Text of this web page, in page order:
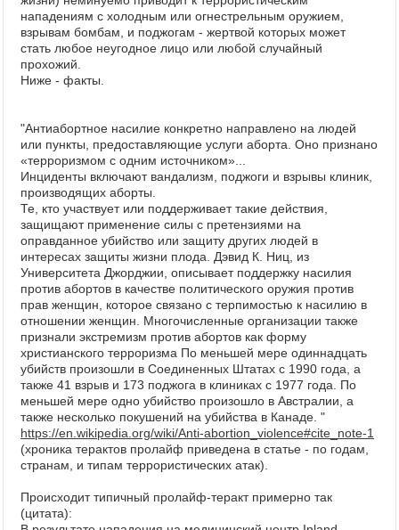
нападениям с холодным или огнестрельным оружием,
взрывам бомбам, и поджогам - жертвой которых может
стать любое неугодное лицо или любой случайный
прохожий.
Ниже - факты.
"Антиабортное насилие конкретно направлено на людей
или пункты, предоставляющие услуги аборта. Оно признано
«терроризмом с одним источником»...
Инциденты включают вандализм, поджоги и взрывы клиник,
производящих аборты.
Те, кто участвует или поддерживает такие действия,
защищают применение силы с претензиями на
оправданное убийство или защиту других людей в
интересах защиты жизни плода. Дэвид К. Ниц, из
Университета Джорджии, описывает поддержку насилия
против абортов в качестве политического оружия против
прав женщин, которое связано с терпимостью к насилию в
отношении женщин. Многочисленные организации также
признали экстремизм против абортов как форму
христианского терроризма По меньшей мере одиннадцать
убийств произошли в Соединенных Штатах с 1990 года, а
также 41 взрыв и 173 поджога в клиниках с 1977 года. По
меньшей мере одно убийство произошло в Австралии, а
также несколько покушений на убийства в Канаде. "
https://en.wikipedia.org/wiki/Anti-abortion_violence#cite_note-1
(хроника терактов пролайф приведена в статье - по годам,
странам, и типам террористических атак).
Происходит типичный пролайф-теракт примерно так
(цитата):